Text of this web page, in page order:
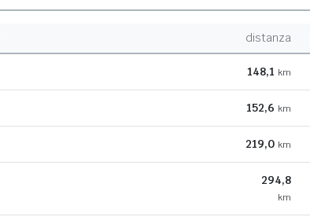
distanza
148,1 km
152,6 km
219,0 km
294,8
km